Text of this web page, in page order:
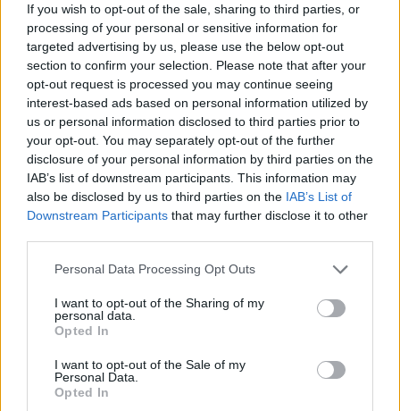
If you wish to opt-out of the sale, sharing to third parties, or
processing of your personal or sensitive information for
targeted advertising by us, please use the below opt-out
section to confirm your selection. Please note that after your
opt-out request is processed you may continue seeing
interest-based ads based on personal information utilized by
us or personal information disclosed to third parties prior to
your opt-out. You may separately opt-out of the further
disclosure of your personal information by third parties on the
IAB’s list of downstream participants. This information may
also be disclosed by us to third parties on the IAB’s List of
Downstream Participants that may further disclose it to other
Personal Data Processing Opt Outs
I want to opt-out of the Sharing of my
personal data.
Opted In
I want to opt-out of the Sale of my
Personal Data.
Opted In
Unión Norte como campeón con un
resultado de 19-15.
Escribir un comentario
Nombre
(requerido)
Refescar